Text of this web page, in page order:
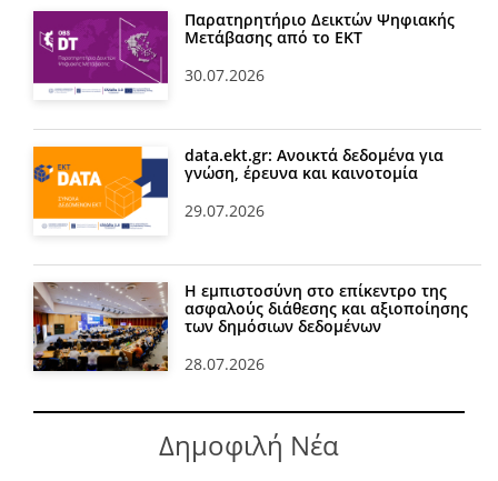
Παρατηρητήριο Δεικτών Ψηφιακής
Μετάβασης από το ΕΚΤ
30.07.2026
data.ekt.gr: Ανοικτά δεδομένα για
γνώση, έρευνα και καινοτομία
29.07.2026
Η εμπιστοσύνη στο επίκεντρο της
ασφαλούς διάθεσης και αξιοποίησης
των δημόσιων δεδομένων
28.07.2026
Δημοφιλή Νέα